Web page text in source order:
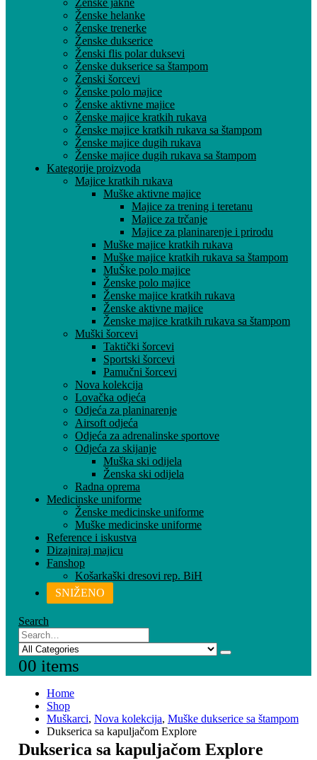
Ženske jakne
Ženske helanke
Ženske trenerke
Ženske dukserice
Ženski flis polar duksevi
Ženske dukserice sa štampom
Ženski šorcevi
Ženske polo majice
Ženske aktivne majice
Ženske majice kratkih rukava
Ženske majice kratkih rukava sa štampom
Ženske majice dugih rukava
Ženske majice dugih rukava sa štampom
Kategorije proizvoda
Majice kratkih rukava
Muške aktivne majice
Majice za trening i teretanu
Majice za trčanje
Majice za planinarenje i prirodu
Muške majice kratkih rukava
Muške majice kratkih rukava sa štampom
MuŠke polo majice
Ženske polo majice
Ženske majice kratkih rukava
Ženske aktivne majice
Ženske majice kratkih rukava sa štampom
Muški šorcevi
Taktički šorcevi
Sportski šorcevi
Pamučni šorcevi
Nova kolekcija
Lovačka odjeća
Odjeća za planinarenje
Airsoft odjeća
Odjeća za adrenalinske sportove
Odjeća za skijanje
Muška ski odijela
Ženska ski odijela
Radna oprema
Medicinske uniforme
Ženske medicinske uniforme
Muške medicinske uniforme
Reference i iskustva
Dizajniraj majicu
Fanshop
Košarkaški dresovi rep. BiH
SNIŽENO
Search
00 items
Home
Shop
Muškarci, Nova kolekcija, Muške dukserice sa štampom
Dukserica sa kapuljačom Explore
Dukserica sa kapuljačom Explore